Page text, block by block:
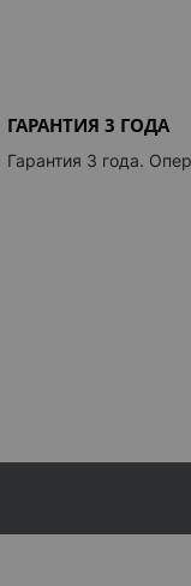
ГАРАНТИЯ 3 ГОДА
Гарантия 3 года.